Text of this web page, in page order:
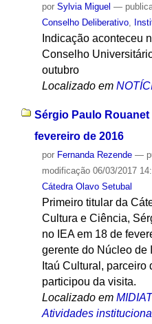
por Sylvia Miguel —
Conselho Deliberativo,
Indicação aconteceu
Conselho
outubro
Localizado em
Sérgio Paulo Rouanet
fevereiro de 2016
por Fernanda Rezende —
modificação06/03/2017
Cátedra Olavo Setubal
Primeiro titular da
Cultura e Ciência,
no IEA em 18 de
gerente do Núcleo de
Itaú Cultural, parceiro
participou da visita.
Localizado em
Atividades